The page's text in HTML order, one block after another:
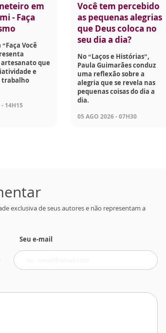
em
- Faça
Você
que
e
trabalho
14H15
Você tem percebido
as pequenas alegrias
que Deus coloca no
seu dia a dia?
No “Laços e Histórias”,
Paula Guimarães conduz
uma reflexão sobre a
alegria que se revela nas
pequenas coisas do dia a
dia.
05 AGO 2026 - 07H30
exclusiva de seus autores e não representam a
Seu e-mail